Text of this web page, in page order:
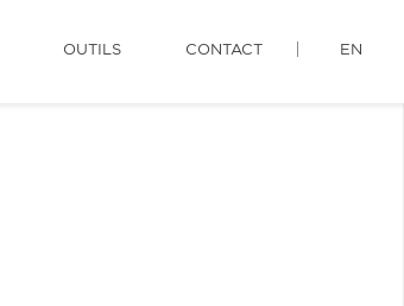
OUTILS CONTACT EN